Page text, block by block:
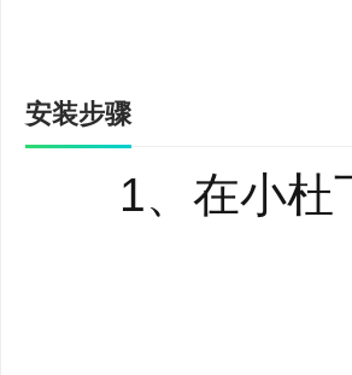
数理思维能力
安装步骤
1、在小杜下